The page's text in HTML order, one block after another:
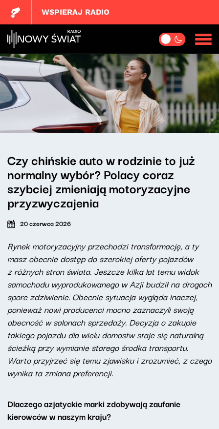
WSPIERAJ RADIO
Czy chińskie auto w rodzinie to już
normalny wybór? Polacy coraz
szybciej zmieniają motoryzacyjne
przyzwyczajenia
20 czerwca 2026
Rynek motoryzacyjny przechodzi transformację, a ty
masz obecnie dostęp do szerokiej oferty pojazdów
z różnych stron świata. Jeszcze kilka lat temu widok
samochodu wyprodukowanego w Azji budził na drogach
spore zdziwienie. Obecnie sytuacja wygląda inaczej,
ponieważ nowi producenci mocno zaznaczyli swoją
obecność w salonach sprzedaży. Decyzja o zakupie
takiego pojazdu dla wielu domostw staje się naturalną
ścieżką przy wymianie starego środka transportu.
Warto przyjrzeć się temu zjawisku i zrozumieć, z czego
wynika ta zmiana preferencji.
Dlaczego azjatyckie marki zdobywają zaufanie
kierowców w naszym kraju?